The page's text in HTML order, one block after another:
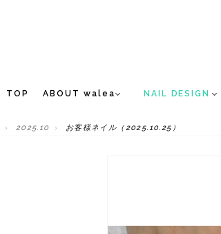
TOP ABOUT walea NAIL DESIGN
2025.10 お客様ネイル（2025.10.25）